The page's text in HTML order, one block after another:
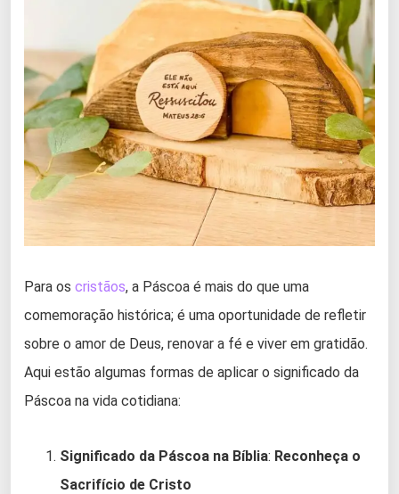
Para os cristãos, a Páscoa é mais do que uma
comemoração histórica; é uma oportunidade de refletir
sobre o amor de Deus, renovar a fé e viver em gratidão.
Aqui estão algumas formas de aplicar o significado da
Páscoa na vida cotidiana:
Significado da Páscoa na Bíblia: Reconheça o
Sacrifício de Cristo